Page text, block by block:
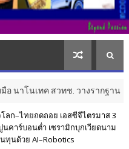
สวทช. วางรากฐาน Aesthetic
โลก–ไทยถดถอย เอสซีจีไตรมาส 3
คาร์บอนต่ำ เซรามิกบุกเวียดนาม
นด้วย AI–Robotics